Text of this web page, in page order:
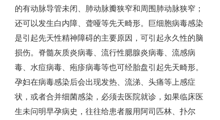
的有动脉导管未闭、肺动脉瓣狭窄和周围肺动脉狭窄；
还可以发生白内障、聋哑等先天畸形。巨细胞病毒感染
是引起先天性精神障碍的主要原因，可引起永久性的脑
损伤。脊髓灰质炎病毒、流行性腮腺炎病毒、流感病
毒、水痘病毒、疱疹病毒等也可经胎盘引起先天畸形。
孕妇在病毒感染后会出现发热、流涕、头痛等上感症
状，或者合并细菌感染，必须去医院就诊，如果临床医
生未问明早孕病史，往往给患者服用阿司匹林、扑尔